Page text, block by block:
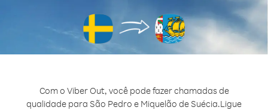
Com o Viber Out, você pode fazer chamadas de
qualidade para São Pedro e Miquelão de Suécia.Ligue